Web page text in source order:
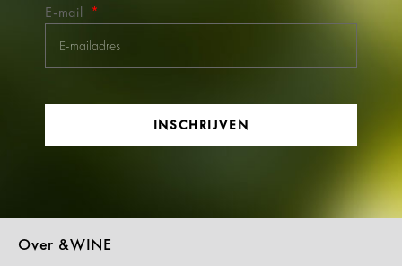
E-mail
INSCHRIJVEN
Over &WINE